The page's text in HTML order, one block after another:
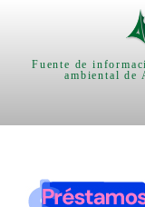
Fuente de
ambiental de